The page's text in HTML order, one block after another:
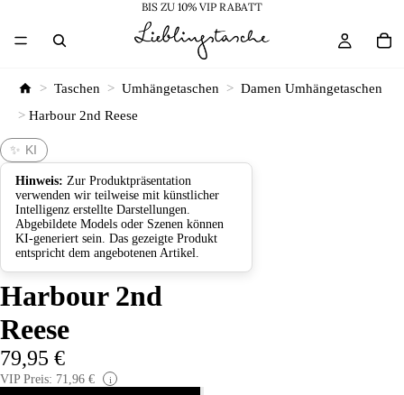
BIS ZU 10% VIP RABATT
> Taschen > Umhängetaschen > Damen Umhängetaschen
> Harbour 2nd Reese
✨ KI
Hinweis: Zur Produktpräsentation
verwenden wir teilweise mit künstlicher
Intelligenz erstellte Darstellungen.
Abgebildete Models oder Szenen können
KI-generiert sein. Das gezeigte Produkt
entspricht dem angebotenen Artikel.
Harbour 2nd
Reese
79,95 €
VIP Preis: 71,96 € i